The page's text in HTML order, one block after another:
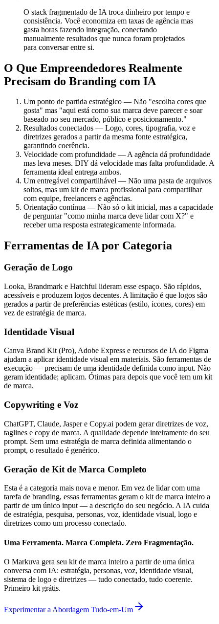
O stack fragmentado de IA troca dinheiro por tempo e
consistência. Você economiza em taxas de agência mas
gasta horas fazendo integração, conectando
manualmente resultados que nunca foram projetados
para conversar entre si.
O Que Empreendedores Realmente
Precisam do Branding com IA
Um ponto de partida estratégico — Não "escolha cores que
gosta" mas "aqui está como sua marca deve parecer e soar
baseado no seu mercado, público e posicionamento."
Resultados conectados — Logo, cores, tipografia, voz e
diretrizes gerados a partir da mesma fonte estratégica,
garantindo coerência.
Velocidade com profundidade — A agência dá profundidade
mas leva meses. DIY dá velocidade mas falta profundidade. A
ferramenta ideal entrega ambos.
Um entregável compartilhável — Não uma pasta de arquivos
soltos, mas um kit de marca profissional para compartilhar
com equipe, freelancers e agências.
Orientação contínua — Não só o kit inicial, mas a capacidade
de perguntar "como minha marca deve lidar com X?" e
receber uma resposta estrategicamente informada.
Ferramentas de IA por Categoria
Geração de Logo
Looka, Brandmark e Hatchful lideram esse espaço. São rápidos,
acessíveis e produzem logos decentes. A limitação é que logos são
gerados a partir de preferências estéticas (estilo, ícones, cores) em
vez de estratégia de marca.
Identidade Visual
Canva Brand Kit (Pro), Adobe Express e recursos de IA do Figma
ajudam a aplicar identidade visual em materiais. São ferramentas de
execução — precisam de uma identidade definida como input. Não
geram identidade; aplicam. Ótimas para depois que você tem um kit
de marca.
Copywriting e Voz
ChatGPT, Claude, Jasper e Copy.ai podem gerar diretrizes de voz,
taglines e copy de marca. A qualidade depende inteiramente do seu
prompt. Sem uma estratégia de marca definida alimentando o
prompt, o resultado é genérico.
Geração de Kit de Marca Completo
Esta é a categoria mais nova e menor. Em vez de lidar com uma
tarefa de branding, essas ferramentas geram o kit de marca inteiro a
partir de um único input — a descrição do seu negócio. A IA cuida
de estratégia, pesquisa, personas, voz, identidade visual, logo e
diretrizes como um processo conectado.
Uma Ferramenta. Marca Completa. Zero Fragmentação.
O Markuva gera seu kit de marca inteiro a partir de uma única
conversa com IA: estratégia, personas, voz, identidade visual,
sistema de logo e diretrizes — tudo conectado, tudo coerente.
Primeiro kit grátis.
Experimentar a Abordagem Tudo-em-Um